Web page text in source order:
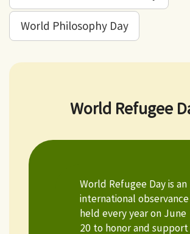
World Philosophy Day
World Refugee
World Refugee Day is an
international observance
held every year on June
20 to honor and support